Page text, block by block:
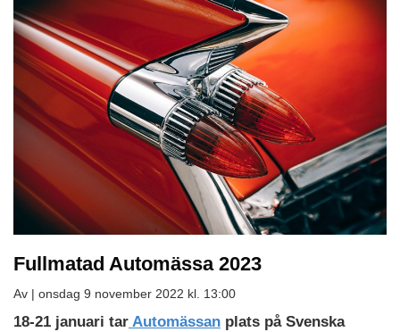
Fullmatad Automässa 2023
Av | onsdag 9 november 2022 kl. 13:00
18-21 januari tar Automässan plats på Svenska